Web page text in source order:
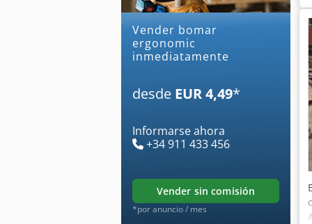
Vender bomar
ergonomic
inmediatamente
desde EUR 4,49*
Informarse ahora
+34 911 433 456
vender sin comisión
*por anuncio / mes